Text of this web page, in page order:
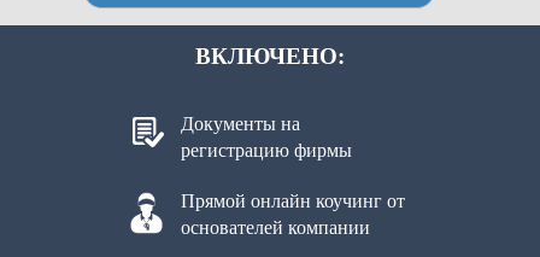
ВКЛЮЧЕНО:
Документы на
регистрацию фирмы
Прямой онлайн коучинг от
основателей компании